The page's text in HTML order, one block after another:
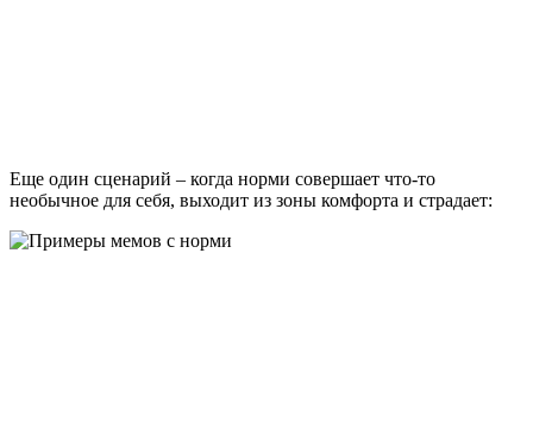
Еще один сценарий – когда норми совершает что-то
необычное для себя, выходит из зоны комфорта и страдает: